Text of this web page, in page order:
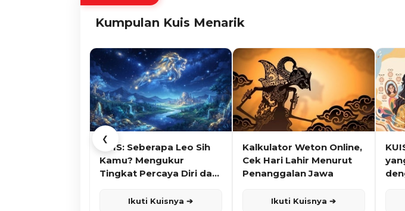
Kumpulan Kuis Menarik
❮
KUIS: Seberapa Leo Sih
Kamu? Mengukur
Tingkat Percaya Diri dan
Ikuti Kuisnya ➔
Kalkulator Weton Online,
Cek Hari Lahir Menurut
Penanggalan Jawa
Ikuti Kuisnya ➔